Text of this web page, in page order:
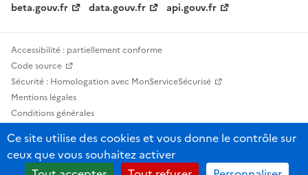
beta.gouv.fr data.gouv.fr api.gouv.fr
Accessibilité : partiellement conforme
Code source
Sécurité : Homologation avec MonServiceSécurisé
Mentions légales
Conditions générales
Statistiques, lexiques et indicateurs
Sauf mention contraire, tous les contenus de ce site sont sous licence
Ce site utilise des cookies et vous donne le contrôle sur
ceux que vous souhaitez activer